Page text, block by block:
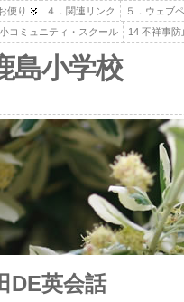
便り ４．関連リンク ５．ウェブ
コミュニティ・スクール 14 不祥事防
島小学校
DE英会話